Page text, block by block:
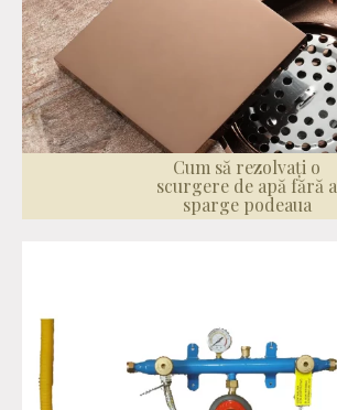
Cum să rezolvați o
scurgere de apă fără a
sparge podeaua